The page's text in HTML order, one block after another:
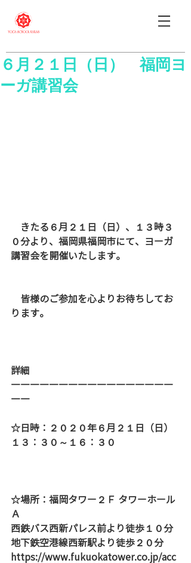
６月２１日（日） 福岡ヨ
ーガ講習会
きたる６月２１日（日）、１３時３
０分より、福岡県福岡市にて、ヨーガ
講習会を開催いたします。
皆様のご参加を心よりお待ちしてお
ります。
詳細
―――――――――――――――――
――
☆日時：２０２０年６月２１日（日）
１３：３０～１６：３０
☆場所：福岡タワー２Ｆ タワーホール
Ａ
西鉄バス西新パレス前より徒歩１０分
地下鉄空港線西新駅より徒歩２０分
https://www.fukuokatower.co.jp/acc